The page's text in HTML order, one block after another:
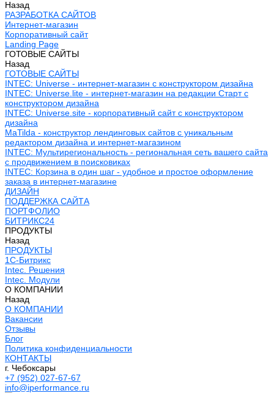
Назад
РАЗРАБОТКА САЙТОВ
Интернет-магазин
Корпоративный сайт
Landing Page
ГОТОВЫЕ САЙТЫ
Назад
ГОТОВЫЕ САЙТЫ
INTEC: Universe - интернет-магазин с конструктором дизайна
INTEC: Universe.lite - интернет-магазин на редакции Старт с
конструктором дизайна
INTEC: Universe.site - корпоративный сайт с конструктором
дизайна
MaTilda - конструктор лендинговых сайтов с уникальным
редактором дизайна и интернет-магазином
INTEC: Мультирегиональность - региональная сеть вашего сайта
с продвижением в поисковиках
INTEC: Корзина в один шаг - удобное и простое оформление
заказа в интернет-магазине
ДИЗАЙН
ПОДДЕРЖКА САЙТА
ПОРТФОЛИО
БИТРИКС24
ПРОДУКТЫ
Назад
ПРОДУКТЫ
1С-Битрикс
Intec. Решения
Intec. Модули
О КОМПАНИИ
Назад
О КОМПАНИИ
Вакансии
Отзывы
Блог
Политика конфиденциальности
КОНТАКТЫ
г. Чебоксары
+7 (952) 027-67-67
info@iperformance.ru